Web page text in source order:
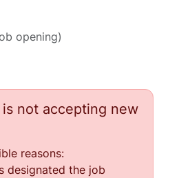
opening)
not accepting new
reasons:
designated the job